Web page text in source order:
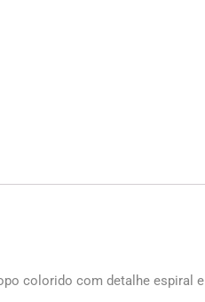
colorido com detalhe espiral e